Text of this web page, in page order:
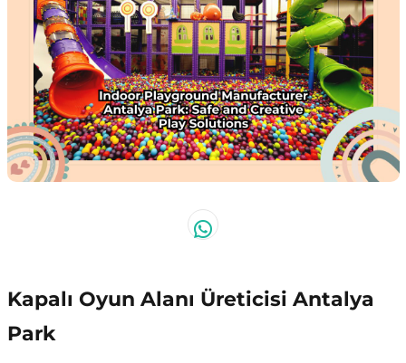
Kapalı Oyun Alanı Üreticisi Antalya
Park